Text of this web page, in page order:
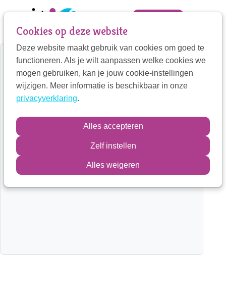
Cookies op deze website
Deze website maakt gebruik van cookies om goed te
functioneren. Als je wilt aanpassen welke cookies we
mogen gebruiken, kan je jouw cookie-instellingen
wijzigen. Meer informatie is beschikbaar in onze
privacyverklaring.
Alles accepteren
Zelf instellen
Alles weigeren
Jump
to
navigation
Jump
to
main
Therapeut detail
Mijn VIT
Contactpersoon
Zoek
Inloggen